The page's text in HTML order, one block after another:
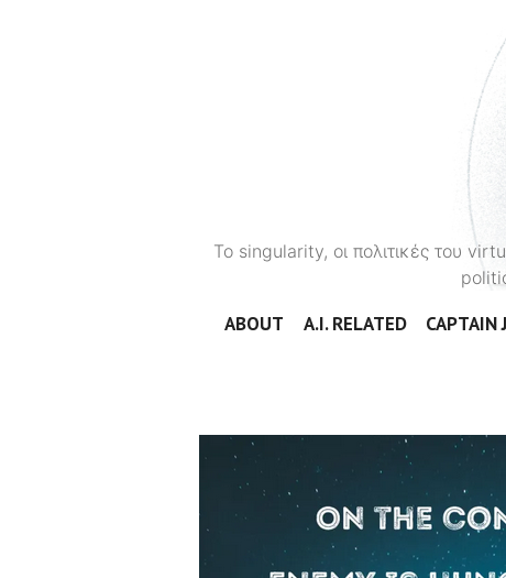
To singularity, οι πολιτικές του
ABOUT A.I. RELATED CAPTAIN